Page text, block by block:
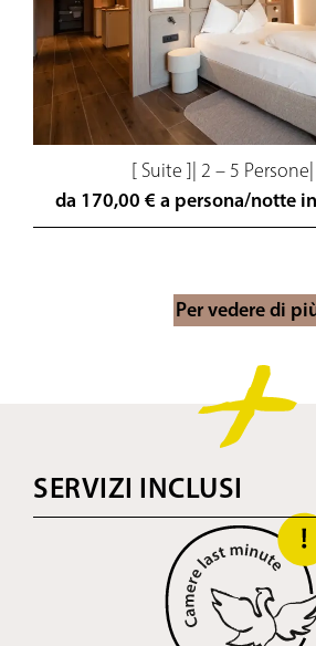
[ Suite ] 2 – 5 Persone
da 170,00 € a persona/notte
Per vedere di
SERVIZI INCLUSI